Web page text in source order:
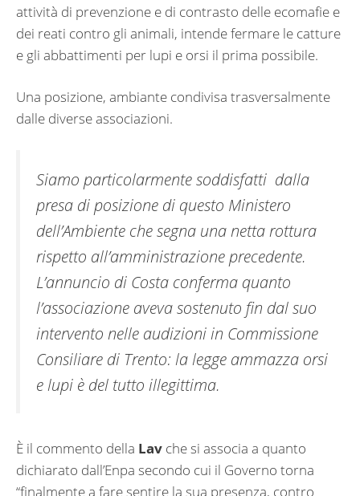
attività di prevenzione e di contrasto delle ecomafie e
dei reati contro gli animali, intende fermare le catture
e gli abbattimenti per lupi e orsi il prima possibile.
Una posizione, ambiante condivisa trasversalmente
dalle diverse associazioni.
Siamo particolarmente soddisfatti dalla
presa di posizione di questo Ministero
dell’Ambiente che segna una netta rottura
rispetto all’amministrazione precedente.
L’annuncio di Costa conferma quanto
l’associazione aveva sostenuto fin dal suo
intervento nelle audizioni in Commissione
Consiliare di Trento: la legge ammazza orsi
e lupi è del tutto illegittima.
È il commento della Lav che si associa a quanto
dichiarato dall’Enpa secondo cui il Governo torna
“finalmente a fare sentire la sua presenza, contro